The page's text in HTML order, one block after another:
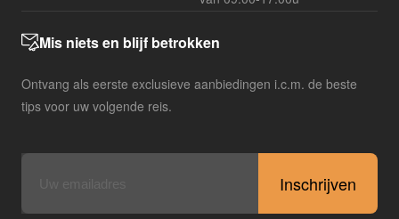
Mis niets en blijf betrokken
Ontvang als eerste exclusieve aanbiedingen i.c.m. de beste
tips voor uw volgende reis.